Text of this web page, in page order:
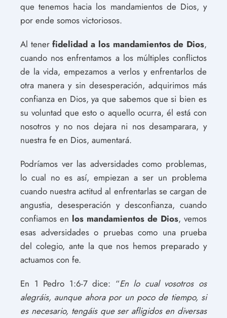
que tenemos hacia los mandamientos de Dios, y
por ende somos victoriosos.
Al tenerfidelidad a los mandamientos de Dios,
cuando nos enfrentamos a los múltiples conflictos
de la vida, empezamos a verlos y enfrentarlos de
otra manera y sin desesperación, adquirimos más
confianza en Dios, ya que sabemos que si bien es
su voluntad que esto o aquello ocurra, él está con
nosotros y no nos dejara ni nos desamparara, y
nuestra fe en Dios, aumentará.
Podríamos ver las adversidades como problemas,
lo cual no es así, empiezan a ser un problema
cuando nuestra actitud al enfrentarlas se cargan de
angustia, desesperación y desconfianza, cuando
confiamos en los mandamientos de Dios, vemos
esas adversidades o pruebas como una prueba
del colegio, ante la que nos hemos preparado y
actuamos con fe.
En 1 Pedro 1:6-7 dice: “En lo cual vosotros os
alegráis, aunque ahora por un poco de tiempo, si
es necesario, tengáis que ser afligidos en diversas